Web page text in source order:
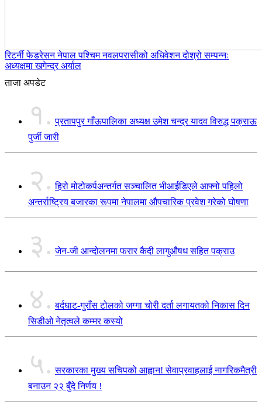
रिटर्नी फेडरेसन नेपाल पश्चिम नवलपरासीको अधिवेशन दोश्रो सम्पन्नः
अध्यक्षमा खगेन्द्र अर्याल
ताजा अपडेट
१. प्रतापपुर गाँऊपालिका अध्यक्ष उमेश चन्द्र यादव विरुद्ध पक्राऊ
पुर्जी जारी
२. हिरो मोटोकर्पअन्तर्गत सञ्चालित भीआईडिएले आफ्नो पहिलो
अन्तर्राष्ट्रिय बजारका रूपमा नेपालमा औपचारिक प्रवेश गरेको घोषणा
३. जेन-जी आन्दोलनमा फरार कैदी लागुऔषध सहित पक्राउ
४. बर्दघाट-गुराँस टोलको जग्गा चोरी दर्ता लगायतको निकास दिन
सिडीओ नेतृत्वले कम्मर कस्यो
५. सरकारका मुख्य सचिपको आह्वान! सेवाप्रवाहलाई नागरिकमैत्री
बनाउन २२ बुँदे निर्णय !